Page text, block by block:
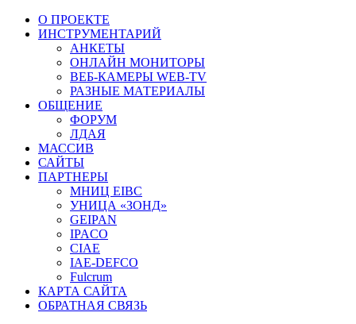
О ПРОЕКТЕ
ИНСТРУМЕНТАРИЙ
АНКЕТЫ
ОНЛАЙН МОНИТОРЫ
ВЕБ-КАМЕРЫ WEB-TV
РАЗНЫЕ МАТЕРИАЛЫ
ОБЩЕНИЕ
ФОРУМ
ЛДАЯ
МАССИВ
САЙТЫ
ПАРТНЕРЫ
МНИЦ EIBC
УНИЦА «ЗОНД»
GEIPAN
IPACO
CIAE
IAE-DEFCO
Fulcrum
КАРТА САЙТА
ОБРАТНАЯ СВЯЗЬ